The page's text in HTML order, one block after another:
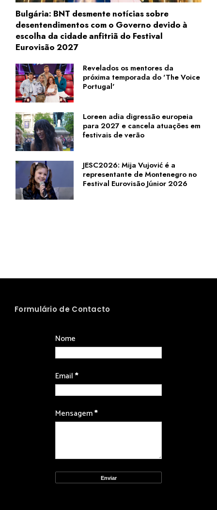
Bulgária: BNT desmente notícias sobre
desentendimentos com o Governo devido à
escolha da cidade anfitriã do Festival
Eurovisão 2027
Revelados os mentores da
próxima temporada do 'The Voice
Portugal'
Loreen adia digressão europeia
para 2027 e cancela atuações em
festivais de verão
JESC2026: Mija Vujović é a
representante de Montenegro no
Festival Eurovisão Júnior 2026
Formulário de Contacto
Nome
Email*
Mensagem*